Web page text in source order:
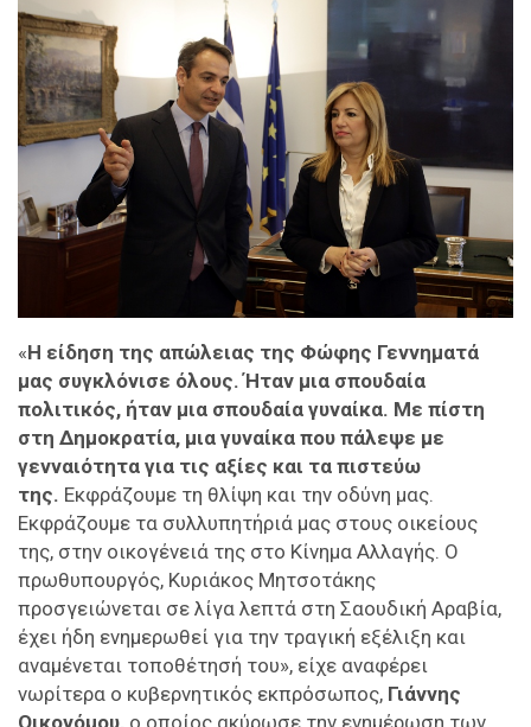
«Η είδηση της απώλειας της Φώφης Γεννηματά
μας συγκλόνισε όλους. Ήταν μια σπουδαία
πολιτικός, ήταν μια σπουδαία γυναίκα. Με πίστη
στη Δημοκρατία, μια γυναίκα που πάλεψε με
γενναιότητα για τις αξίες και τα πιστεύω
της. Εκφράζουμε τη θλίψη και την οδύνη μας.
Εκφράζουμε τα συλλυπητήριά μας στους οικείους
της, στην οικογένειά της στο Κίνημα Αλλαγής. Ο
πρωθυπουργός, Κυριάκος Μητσοτάκης
προσγειώνεται σε λίγα λεπτά στη Σαουδική Αραβία,
έχει ήδη ενημερωθεί για την τραγική εξέλιξη και
αναμένεται τοποθέτησή του», είχε αναφέρει
νωρίτερα ο κυβερνητικός εκπρόσωπος, Γιάννης
Οικονόμου, ο οποίος ακύρωσε την ενημέρωση των